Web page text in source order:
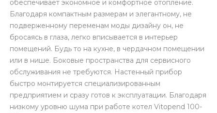
обеспечивает экономное и комфортное отопление.
Благодаря компактным размерам и элегантному, не
подверженному переменам моды дизайну он, не
бросаясь в глаза, легко вписывается в интерьер
помещений. Будь то на кухне, в чердачном помещении
или в нише. Боковые пространства для сервисного
обслуживания не требуются. Настенный прибор
быстро монтируется специализированным
предприятием и сразу готов к эксплуатации. Благодаря
низкому уровню шума при работе котел Vitopend 100-